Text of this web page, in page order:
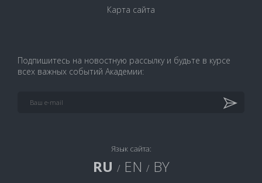
Карта сайта
Подпишитесь на новостную рассылку и будьте в курсе
всех важных событий Академии:
Язык сайта:
RU / EN / BY